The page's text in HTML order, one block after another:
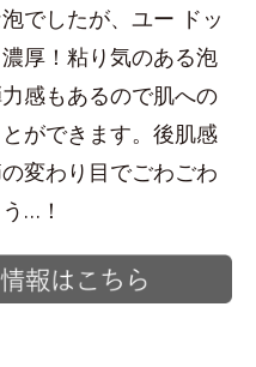
でしたが、ユー ドッ
厚！粘り気のある泡
感もあるので肌への
ができます。後肌感
変わり目でごわごわ
…！